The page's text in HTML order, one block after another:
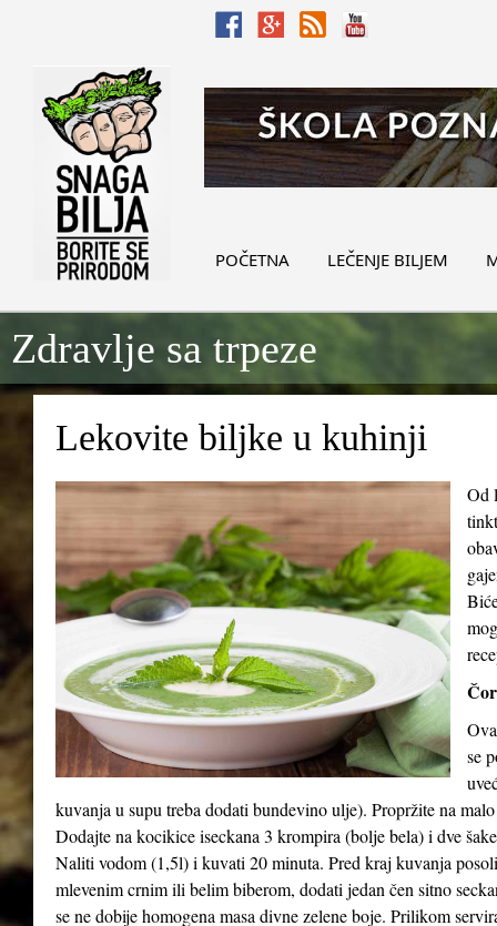
POČETNA LEČENJE BILJEM
Zdravlje sa trpeze
Lekovite biljke u kuhinji
Od
se
kuvanja u supu treba dodati bundevino ulje). Propržite na
Dodajte na kocikice iseckana 3 krompira (bolje bela) i dve
Naliti vodom (1,5l) i kuvati 20 minuta. Pred kraj kuvanja
mlevenim crnim ili belim biberom, dodati jedan čen sitno
se ne dobije homogena masa divne zelene boje. Prilikom